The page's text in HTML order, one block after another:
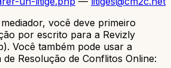
você deve primeiro
por escrito para a Revizly
). Você também pode usar a
Resolução de Conflitos Online: